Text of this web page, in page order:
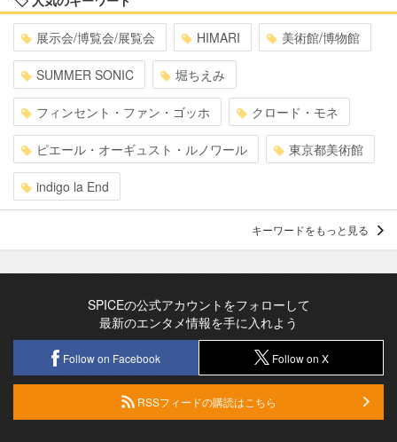
展示会/博覧会/展覧会 HIMARI 美術館/博物館
SUMMER SONIC 堀ちえみ
フィンセント・ファン・ゴッホ クロード・モネ
ピエール・オーギュスト・ルノワール 東京都美術館
indigo la End
キーワードをもっと見る
SPICEの公式アカウントをフォローして
最新のエンタメ情報を手に入れよう
Follow on Facebook Follow on X
RSSフィードの購読はこちら